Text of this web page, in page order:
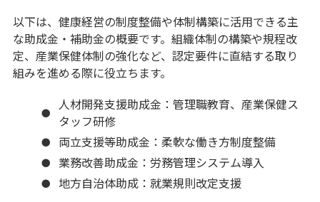
以下は、健康経営の制度整備や体制構築に活用できる主
な助成金・補助金の概要です。組織体制の構築や規程改
定、産業保健体制の強化など、認定要件に直結する取り
組みを進める際に役立ちます。
人材開発支援助成金：管理職教育、産業保健ス
タッフ研修
両立支援等助成金：柔軟な働き方制度整備
業務改善助成金：労務管理システム導入
地方自治体助成：就業規則改定支援